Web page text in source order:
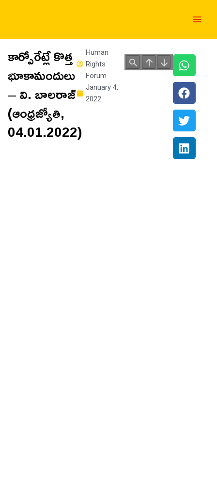
కార్పోరేట్లే కొత్త
భూకామందులు
– వి. బాలరాజ్‌
(ఆంధ్రజ్యోతి,
04.01.2022)
Human
Rights
Forum
January 4,
2022